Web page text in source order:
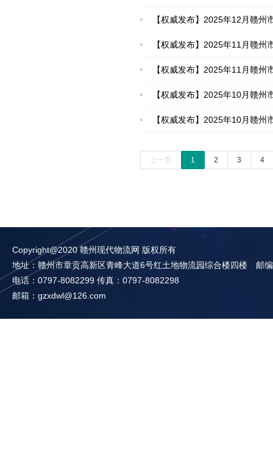
【权威发布】2025年12月赣州
【权威发布】2025年11月赣州
【权威发布】2025年11月赣州
【权威发布】2025年10月赣州
【权威发布】2025年10月赣州
上一页 1 2 3 4
Copyright@2020 赣州现代物流网 版权所有
地址：赣州市章贡高新区青峰大道6号红土地物流园综合楼四楼 邮
电话：0797-8082299 传真：0797-8082298
邮箱：gzxdwl@126.com